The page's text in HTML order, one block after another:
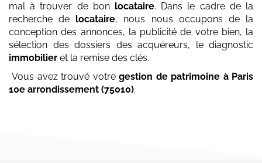
mal à trouver de bon locataire. Dans le cadre de la
recherche de locataire, nous nous occupons de la
conception des annonces, la publicité de votre bien, la
sélection des dossiers des acquéreurs, le diagnostic
immobilier et la remise des clés.
Vous avez trouvé votregestion de patrimoine à Paris
10e arrondissement (75010).